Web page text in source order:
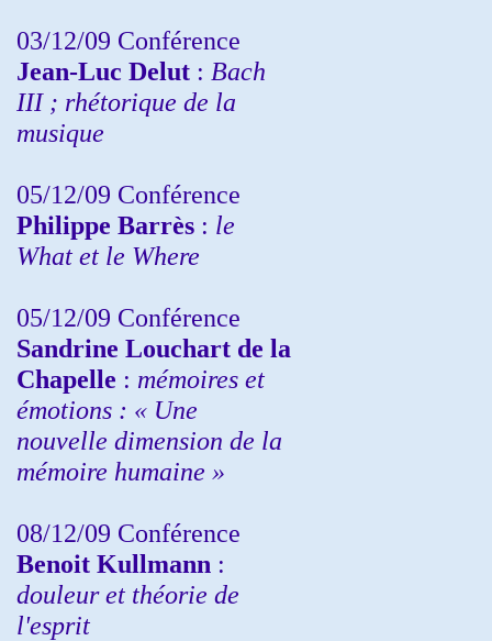
03/12/09 Conférence
Jean-Luc Delut : Bach
III ; rhétorique de la
musique
05/12/09 Conférence
Philippe Barrès : le
What et le Where
05/12/09 Conférence
Sandrine Louchart de la
Chapelle : mémoires et
émotions : « Une
nouvelle dimension de la
mémoire humaine »
08/12/09 Conférence
Benoit Kullmann :
douleur et théorie de
l'esprit